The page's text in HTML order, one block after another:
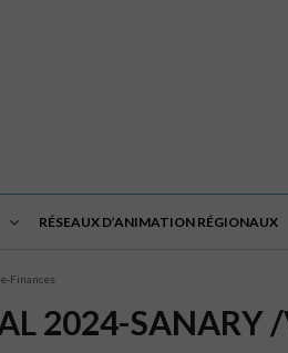
RÉSEAUX D’ANIMATION RÉGIONAUX
Finances
2024-SANARY